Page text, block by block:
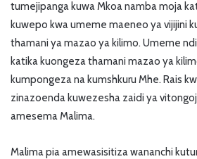
tumejipanga kuwa Mkoa namba moja
kuwepo kwa umeme maeneo ya vijijini
thamani ya mazao ya kilimo. Umeme
katika kuongeza thamani mazao ya
kumpongeza na kumshkuru Mhe. Rais
zinazoenda kuwezesha zaidi ya
amesema Malima.
Malima pia amewasisitiza wananchi